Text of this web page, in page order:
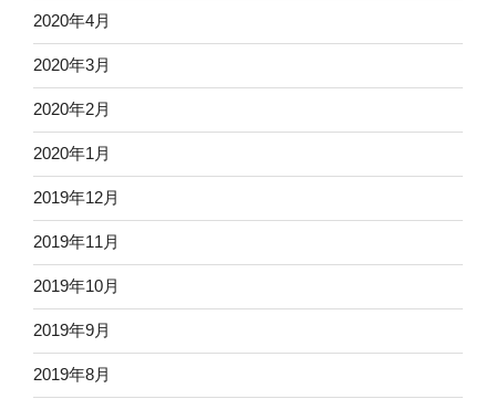
2020年4月
2020年3月
2020年2月
2020年1月
2019年12月
2019年11月
2019年10月
2019年9月
2019年8月